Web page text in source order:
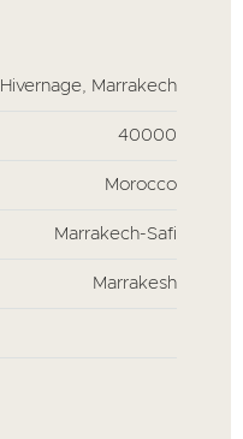
Hivernage, Marrakech
40000
Morocco
Marrakech-Safi
Marrakesh